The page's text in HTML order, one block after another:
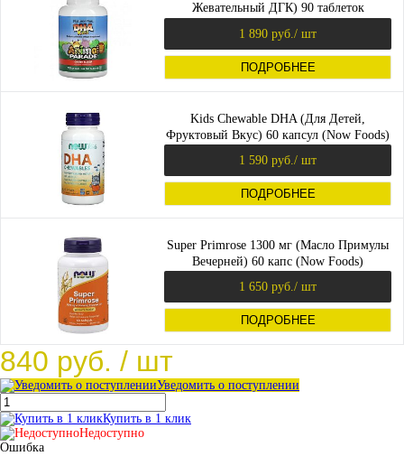
Жевательный ДГК) 90 таблеток
1 890 руб. / шт
ПОДРОБНЕЕ
Kids Chewable DHA (Для Детей,
Фруктовый Вкус) 60 капсул (Now Foods)
1 590 руб. / шт
ПОДРОБНЕЕ
Super Primrose 1300 мг (Масло Примулы
Вечерней) 60 капс (Now Foods)
1 650 руб. / шт
ПОДРОБНЕЕ
840 руб. / шт
Уведомить о поступлении
Купить в 1 клик
Недоступно
Ошибка